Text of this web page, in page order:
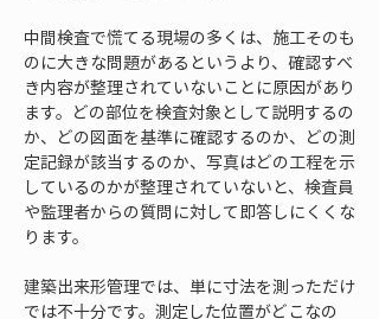
中間検査で慌てる現場の多くは、施工そのも
のに大きな問題があるというより、確認すべ
き内容が整理されていないことに原因があり
ます。どの部位を検査対象として説明するの
か、どの図面を基準に確認するのか、どの測
定記録が該当するのか、写真はどの工程を示
しているのかが整理されていないと、検査員
や監理者からの質問に対して即答しにくくな
ります。
建築出来形管理では、単に寸法を測っただけ
では不十分です。測定した位置がどこなの